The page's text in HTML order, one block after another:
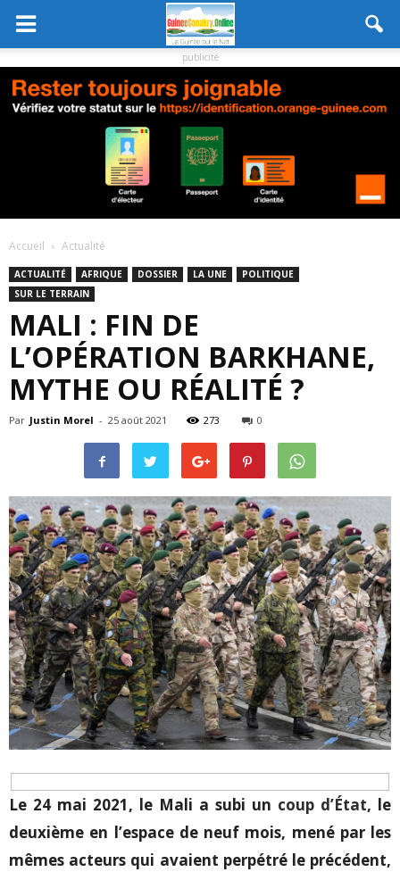
publicité
Accueil Actualité
ACTUALITÉ AFRIQUE DOSSIER LA UNE
POLITIQUE
SUR LE TERRAIN
MALI : FIN DE
L’OPÉRATION BARKHANE,
MYTHE OU RÉALITÉ ?
Par Justin Morel - 25 août 2021 273 0
Le 24 mai 2021, le Mali a subi un coup d’État, le
deuxième en l’espace de neuf mois, mené par les
mêmes acteurs qui avaient perpétré le précédent,